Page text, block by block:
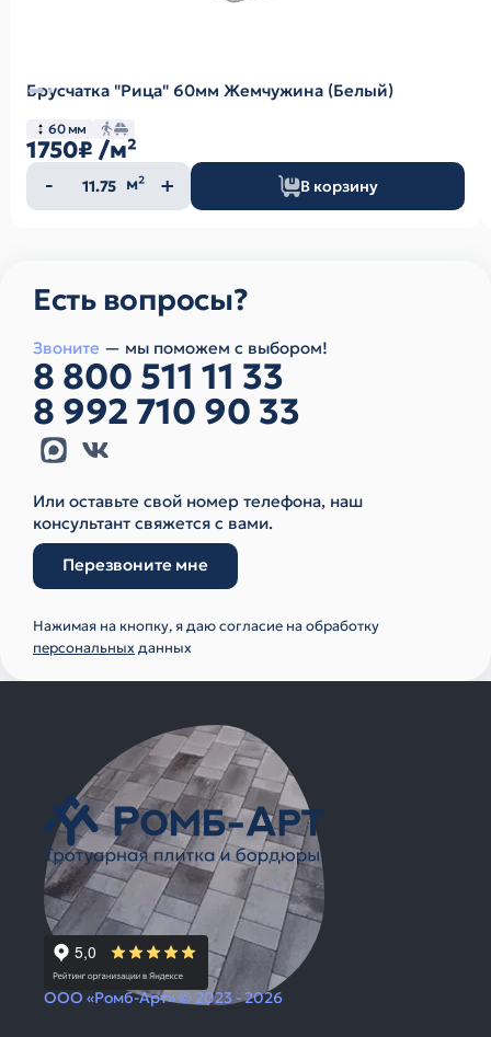
Брусчатка "Рица" 60мм Жемчужина (Белый)
60 мм
1750₽ /м²
Количество
товара
м² В корзину
Есть вопросы?
Звоните — мы поможем с выбором!
8 800 511 11 33
8 992 710 90 33
Или оставьте свой номер телефона, наш
консультант свяжется с вами.
Перезвоните мне
Нажимая на кнопку, я даю согласие на обработку
персональныхданных
ООО «Ромб-Арт» © 2023 - 2026